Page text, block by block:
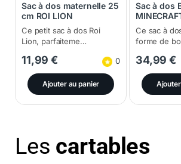
Sac à dos maternelle 25
cm ROI LION
25x20x10,5cm
Ce petit sac à dos Roi
Lion, parfaiteme…
11,99€ 0
Ajouter au panier
Sac à dos
Ce sac à
forme de
34,99€
Les cartables